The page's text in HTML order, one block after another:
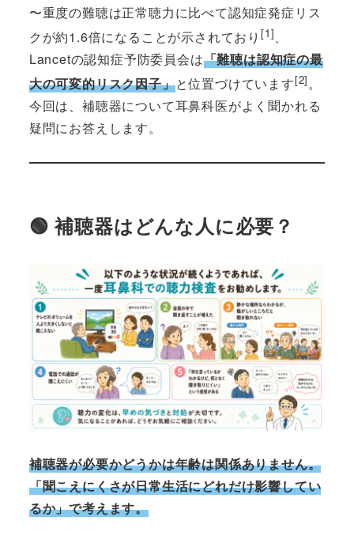
〜重度の難聴は正常聴力に比べて認知症発症リス
クが約1.6倍になることが示されており [1]、
Lancetの認知症予防委員会は「難聴は認知症の最
大の可変的リスク因子」と位置づけています[2]。
今回は、補聴器について耳鼻科医がよく聞かれる
疑問にお答えします。
🟢 補聴器はどんな人に必要？
補聴器が必要かどうかは年齢は関係ありません。
「聞こえにくさが日常生活にどれだけ影響してい
るか」で考えます。